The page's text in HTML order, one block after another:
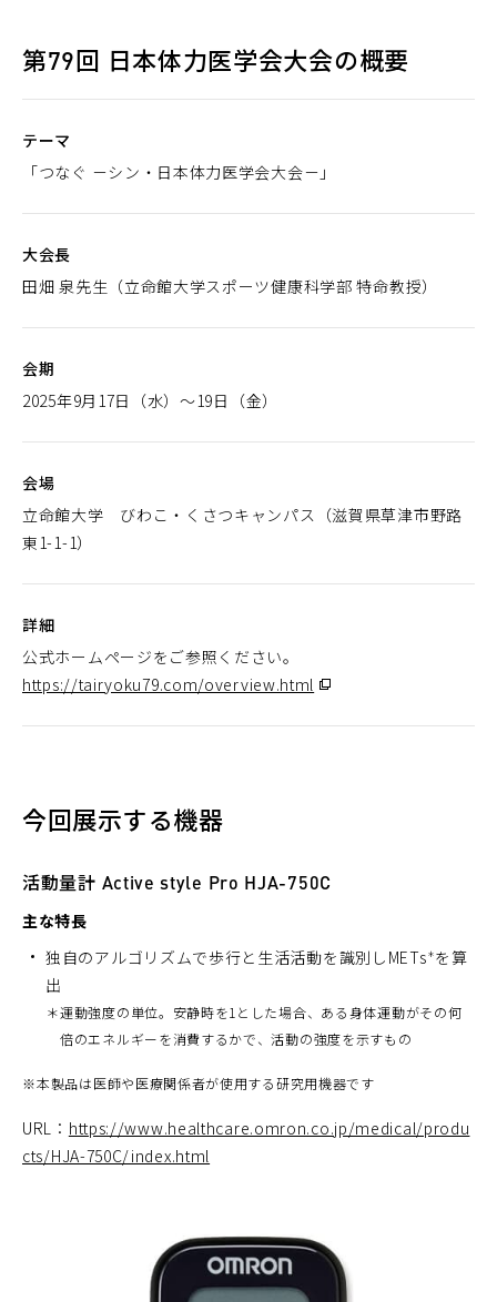
第79回 日本体力医学会大会の概要
テーマ
「つなぐ －シン・日本体力医学会大会－」
大会長
田畑 泉先生（立命館大学スポーツ健康科学部 特命教授）
会期
2025年9月17日（水）～19日（金）
会場
立命館大学 びわこ・くさつキャンパス（滋賀県草津市野路
東1-1-1）
詳細
公式ホームページをご参照ください。
https://tairyoku79.com/overview.html （別
開
今回展示する機器
活動量計 Active style Pro HJA-750C
主な特長
独自のアルゴリズムで歩行と生活活動を識別しMETs ＊ を算
出
＊運動強度の単位。安静時を1とした場合、ある身体運動がその何
倍のエネルギーを消費するかで、活動の強度を示すもの
※本製品は医師や医療関係者が使用する研究用機器です
URL： https://www.healthcare.omron.co.jp/medical/produ
cts/HJA-750C/index.html